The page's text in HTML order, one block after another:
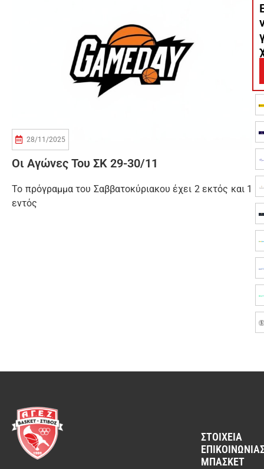
28/11/2025
Οι Αγώνες Του ΣΚ 29-30/11
Το πρόγραμμα του Σαββατοκύριακου έχει 2 εκτός και 1
εντός
ΣΤΟΙΧΕΊΑ
ΜΠΆΣΚΕΤ